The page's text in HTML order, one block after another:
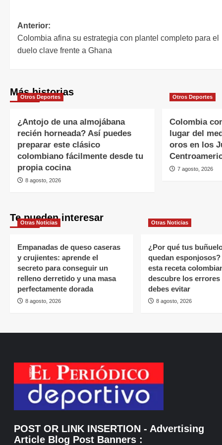
Anterior:
Colombia afina su estrategia con plantel completo para el
duelo clave frente a Ghana
Más historias
Otros Deportes
¿Antojo de una almojábana
recién horneada? Así puedes
preparar este clásico
colombiano fácilmente desde tu
propia cocina
8 agosto, 2026
Otros Deportes
Colombia
lugar del
oros en los
7 agosto, 2026
Te pueden interesar
Otras Noticias
Empanadas de queso caseras
y crujientes: aprende el
secreto para conseguir un
relleno derretido y una masa
perfectamente dorada
8 agosto, 2026
Otras Noticias
¿Por qué tus
quedan
esta receta
descubre los errores
debes evitar
8 agosto, 2026
POST OR LINK INSERTION - Advertising
Article Blog Post Banners :